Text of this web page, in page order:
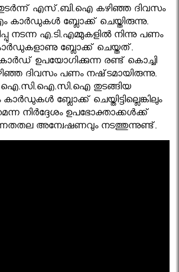
തുടര്‍ന്ന് എസ്.ബി.ഐ കഴിഞ്ഞ ദിവസം
കാര്‍ഡുകള്‍ ബ്ലോക്ക് ചെയ്തിരുന്നു.
നടന്ന എ.ടി.എമ്മുകളില്‍ നിന്നു പണം
ബ്ലോക്ക് ചെയ്തത്.
ഉപയോഗിക്കുന്ന രണ്ട് കൊച്ചി
ദിവസം പണം നഷ്‌ടമായിരുന്നു.
ഐ.സി.ഐ.സി.ഐ തുടങ്ങിയ
ബ്ലോക്ക് ചെയ്തിട്ടില്ലെങ്കിലും
നിര്‍ദ്ദേശം ഉപഭോക്താക്കള്‍ക്ക്
അന്വേഷണവും നടത്തുന്നുണ്ട്.